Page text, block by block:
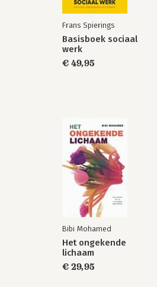
Frans Spierings
Basisboek sociaal
werk
€ 49,95
Bibi Mohamed
Het ongekende
lichaam
€ 29,95